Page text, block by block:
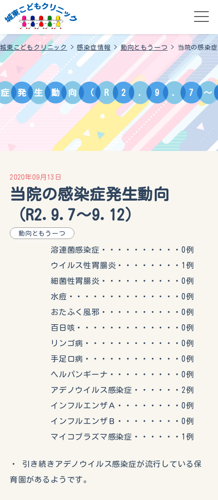
城東こどもクリニック >感染症情報 > 動向ともう一つ > 当院の感染
症 発 生 動 向 （ R 2 . 9 . 7 ～
2020年09月13日
当院の感染症発生動向
（R2.9.7～9.12）
動向ともう一つ
溶連菌感染症・・・・・・・・・・0例
ウイルス性胃腸炎・・・・・・・・1例
細菌性胃腸炎・・・・・・・・・・0例
水痘・・・・・・・・・・・・・・0例
おたふく風邪・・・・・・・・・・0例
百日咳・・・・・・・・・・・・・0例
リンゴ病・・・・・・・・・・・・0例
手足口病・・・・・・・・・・・・0例
ヘルパンギーナ・・・・・・・・・0例
アデノウイルス感染症・・・・・・2例
インフルエンザＡ・・・・・・・・0例
インフルエンザＢ・・・・・・・・0例
マイコプラズマ感染症・・・・・・1例
・ 引き続きアデノウイルス感染症が流行している保
育園があるようです。